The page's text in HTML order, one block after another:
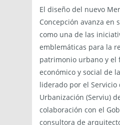
El diseño del nuevo
Concepción avanza en
como una de las
emblemáticas para la
patrimonio urbano y el
económico y social de
liderado por el Servicio
Urbanización (Serviu)
colaboración con el
consultora de